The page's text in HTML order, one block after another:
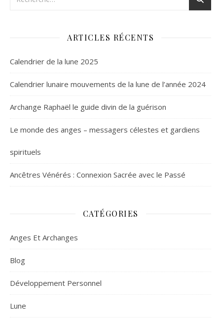
ARTICLES RÉCENTS
Calendrier de la lune 2025
Calendrier lunaire mouvements de la lune de l’année 2024
Archange Raphaël le guide divin de la guérison
Le monde des anges – messagers célestes et gardiens
spirituels
Ancêtres Vénérés : Connexion Sacrée avec le Passé
CATÉGORIES
Anges Et Archanges
Blog
Développement Personnel
Lune